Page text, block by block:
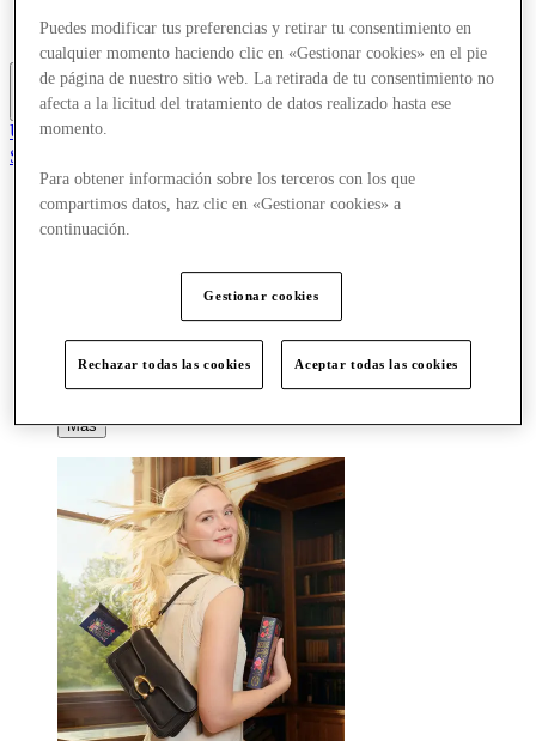
Guía de destinos
Más
Únete al Club
Salvado
es
Tiendas
Ofertas
Tarjetas regalo
Guía de destinos
Más
Puedes modificar tus preferencias y retirar tu consentimiento en
cualquier momento haciendo clic en «Gestionar cookies» en el pie
de página de nuestro sitio web. La retirada de tu consentimiento no
afecta a la licitud del tratamiento de datos realizado hasta ese
momento.
Para obtener información sobre los terceros con los que
compartimos datos, haz clic en «Gestionar cookies» a
continuación.
Gestionar cookies
Rechazar todas las cookies Aceptar todas las cookies